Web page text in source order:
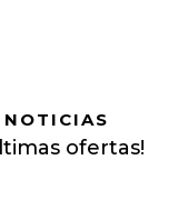
ofertas!